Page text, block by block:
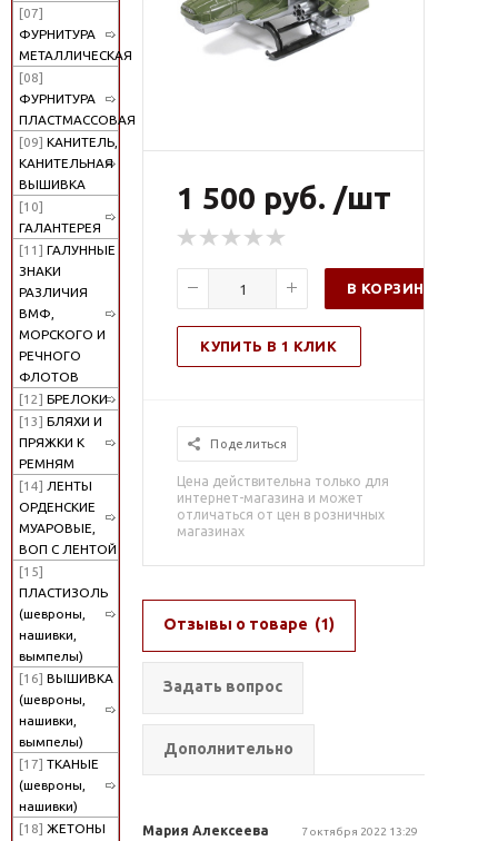
[07]
ФУРНИТУРА
МЕТАЛЛИЧЕСКАЯ
[08]
ФУРНИТУРА
ПЛАСТМАССОВАЯ
[09] КАНИТЕЛЬ,
КАНИТЕЛЬНАЯ
ВЫШИВКА
[10]
ГАЛАНТЕРЕЯ
[11] ГАЛУННЫЕ
ЗНАКИ
РАЗЛИЧИЯ
ВМФ,
МОРСКОГО И
РЕЧНОГО
ФЛОТОВ
[12] БРЕЛОКИ
[13] БЛЯХИ И
ПРЯЖКИ К
РЕМНЯМ
[14] ЛЕНТЫ
ОРДЕНСКИЕ
МУАРОВЫЕ,
ВОП С ЛЕНТОЙ
[15]
ПЛАСТИЗОЛЬ
(шевроны,
нашивки,
вымпелы)
[16] ВЫШИВКА
(шевроны,
нашивки,
вымпелы)
[17] ТКАНЫЕ
(шевроны,
нашивки)
[18] ЖЕТОНЫ
1 500 руб. /шт
В КОРЗИНУ
КУПИТЬ В 1 КЛИК
Поделиться
Цена действительна только для
интернет-магазина и может
отличаться от цен в розничных
магазинах
Отзывы о товаре (1)
Задать вопрос
Дополнительно
Мария Алексеева 7 октября 2022 13:29